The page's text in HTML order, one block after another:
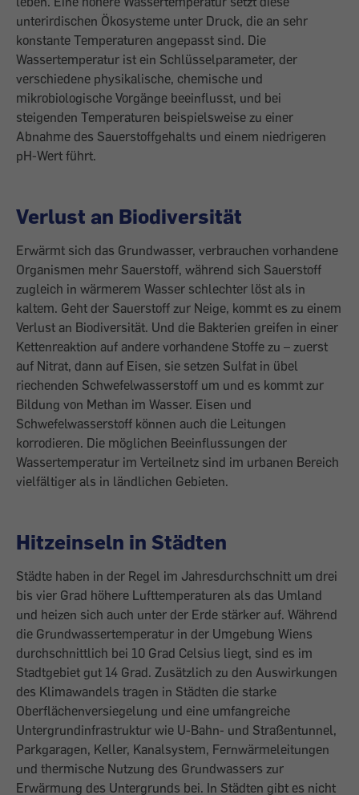
unterirdischen Ökosysteme unter Druck, die an sehr
konstante Temperaturen angepasst sind. Die
Wassertemperatur ist ein Schlüsselparameter, der
verschiedene physikalische, chemische und
mikrobiologische Vorgänge beeinflusst, und bei
steigenden Temperaturen beispielsweise zu einer
Abnahme des Sauerstoffgehalts und einem niedrigeren
pH-Wert führt.
Verlust an Biodiversität
Erwärmt sich das Grundwasser, verbrauchen vorhandene
Organismen mehr Sauerstoff, während sich Sauerstoff
zugleich in wärmerem Wasser schlechter löst als in
kaltem. Geht der Sauerstoff zur Neige, kommt es zu einem
Verlust an Biodiversität. Und die Bakterien greifen in einer
Kettenreaktion auf andere vorhandene Stoffe zu – zuerst
auf Nitrat, dann auf Eisen, sie setzen Sulfat in übel
riechenden Schwefelwasserstoff um und es kommt zur
Bildung von Methan im Wasser. Eisen und
Schwefelwasserstoff können auch die Leitungen
korrodieren. Die möglichen Beeinflussungen der
Wassertemperatur im Verteilnetz sind im urbanen Bereich
vielfältiger als in ländlichen Gebieten.
Hitzeinseln in Städten
Städte haben in der Regel im Jahresdurchschnitt um drei
bis vier Grad höhere Lufttemperaturen als das Umland
und heizen sich auch unter der Erde stärker auf. Während
die Grundwassertemperatur in der Umgebung Wiens
durchschnittlich bei 10 Grad Celsius liegt, sind es im
Stadtgebiet gut 14 Grad. Zusätzlich zu den Auswirkungen
des Klimawandels tragen in Städten die starke
Oberflächenversiegelung und eine umfangreiche
Untergrundinfrastruktur wie U-Bahn- und Straßentunnel,
Parkgaragen, Keller, Kanalsystem, Fernwärmeleitungen
und thermische Nutzung des Grundwassers zur
Erwärmung des Untergrunds bei. In Städten gibt es nicht